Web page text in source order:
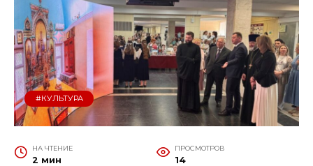
#КУЛЬТУРА
НА ЧТЕНИЕ
2 мин
ПРОСМОТРОВ
14